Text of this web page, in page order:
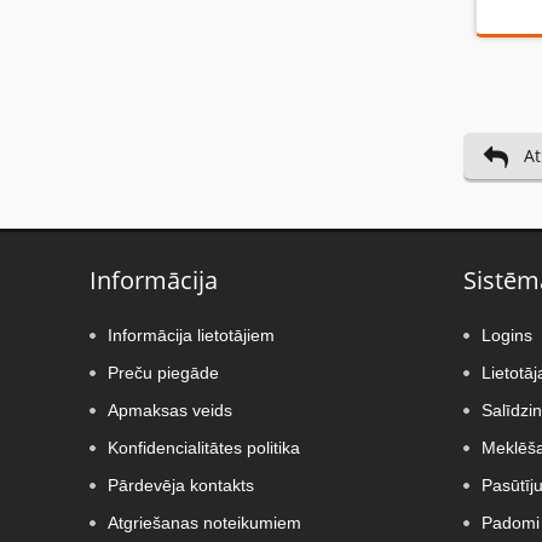
Informācija
Informācija lietotājiem
Preču piegāde
Apmaksas veids
Konfidencialitātes politika
Pārdevēja kontakts
Atgriešanas noteikumiem
Logins